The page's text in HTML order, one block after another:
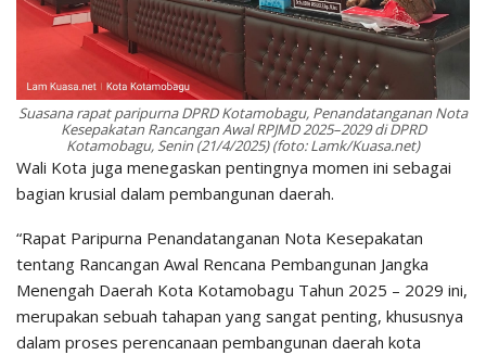
Suasana rapat paripurna DPRD Kotamobagu, Penandatanganan Nota
Kesepakatan Rancangan Awal RPJMD 2025–2029 di DPRD
Kotamobagu, Senin (21/4/2025) (foto: Lamk/Kuasa.net)
Wali Kota juga menegaskan pentingnya momen ini sebagai
bagian krusial dalam pembangunan daerah.
“Rapat Paripurna Penandatanganan Nota Kesepakatan
tentang Rancangan Awal Rencana Pembangunan Jangka
Menengah Daerah Kota Kotamobagu Tahun 2025 – 2029 ini,
merupakan sebuah tahapan yang sangat penting, khususnya
dalam proses perencanaan pembangunan daerah kota